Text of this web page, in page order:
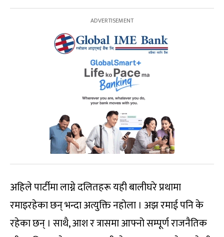
अहिले पार्टीमा लाग्ने दलितहरू यही बालीघरे प्रथामा
रमाइरहेका छन् भन्दा अत्युक्ति नहोला । अझ रमाई पनि के
रहेका छन् । साथै, आश र त्रासमा आफ्नो सम्पूर्ण राजनैतिक